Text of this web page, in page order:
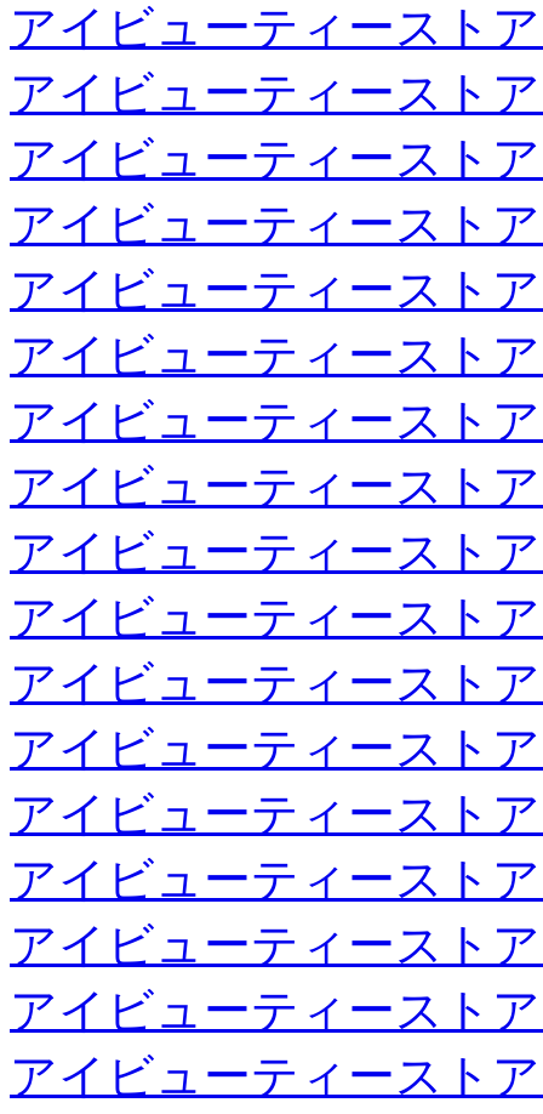
アイビューティースト
アイビューティースト
アイビューティースト
アイビューティースト
アイビューティースト
アイビューティースト
アイビューティースト
アイビューティースト
アイビューティースト
アイビューティースト
アイビューティースト
アイビューティースト
アイビューティースト
アイビューティースト
アイビューティースト
アイビューティースト
アイビューティースト